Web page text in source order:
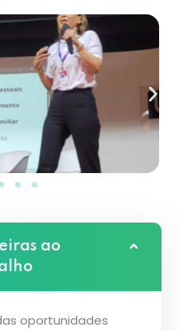
ao
oportunidades